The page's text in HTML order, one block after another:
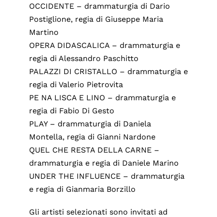
OCCIDENTE – drammaturgia di Dario
Postiglione, regia di Giuseppe Maria
Martino
OPERA DIDASCALICA – drammaturgia e
regia di Alessandro Paschitto
PALAZZI DI CRISTALLO – drammaturgia e
regia di Valerio Pietrovita
PE NA LISCA E LINO – drammaturgia e
regia di Fabio Di Gesto
PLAY – drammaturgia di Daniela
Montella, regia di Gianni Nardone
QUEL CHE RESTA DELLA CARNE –
drammaturgia e regia di Daniele Marino
UNDER THE INFLUENCE – drammaturgia
e regia di Gianmaria Borzillo
Gli artisti selezionati sono invitati ad